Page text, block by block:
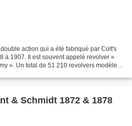
action qui a été fabriqué par Colt's
à 1907. Il est souvent appelé revolver «
». Un total de 51 210 revolvers modèle
& Schmidt 1872 & 1878